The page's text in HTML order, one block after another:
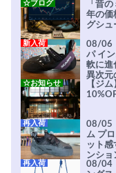
「昔
年の価
グシュ
☆ブログ
08/06
パ イ
軟に進
異次元
新入荷
【ジ
☆お知らせ
08/05
ム プ
ット
ンショ
実現。
再入荷
08/04
再入荷